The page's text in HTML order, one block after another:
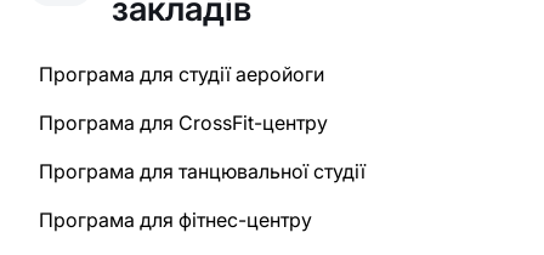
закладів
Програма для студії аеройоги
Програма для CrossFit-центру
Програма для танцювальної студії
Програма для фітнес-центру